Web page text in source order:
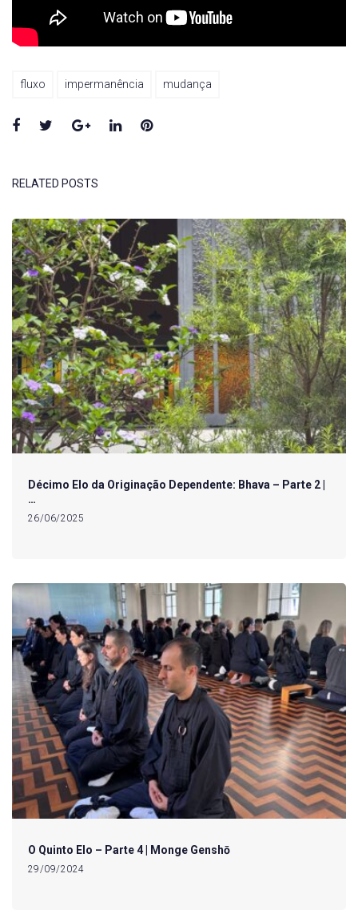
fluxo impermanência mudança
Facebook
TwitterGoogle+LinkedInPinterest
RELATED POSTS
Décimo Elo da Originação Dependente: Bhava – Parte 2 |
…
26/06/2025
O Quinto Elo – Parte 4 | Monge Genshō
29/09/2024